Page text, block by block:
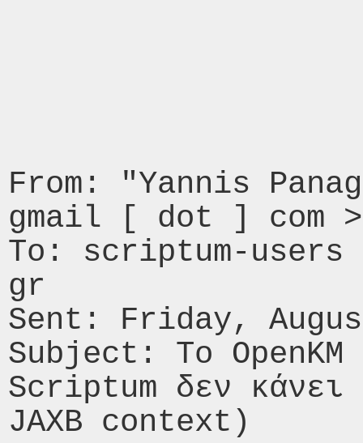
From: "Yannis
gmail [ dot ] com
To: scriptum-
gr
Sent: Friday,
Subject: Το OpenKM
Scriptum δεν
JAXB context)